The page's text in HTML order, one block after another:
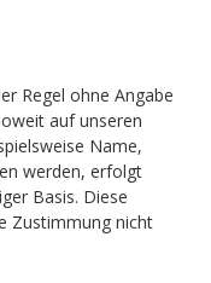
Regel ohne Angabe
auf unseren
Name,
werden, erfolgt
Basis. Diese
Zustimmung nicht